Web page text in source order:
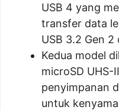
USB 4 yang
transfer data
USB 3.2 Gen 2
Kedua model
microSD UHS-
penyimpanan
untuk